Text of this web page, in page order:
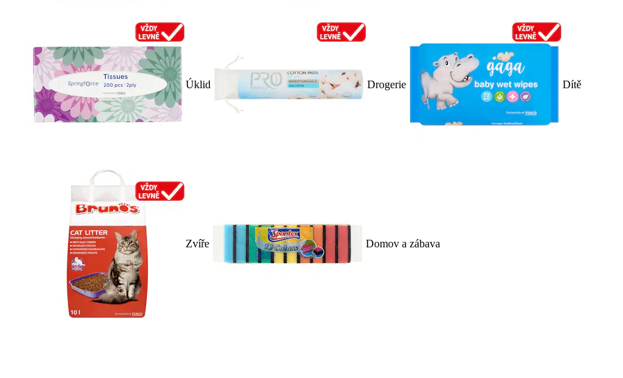
Úklid Drogerie Dítě
Zvíře Domov a zábava